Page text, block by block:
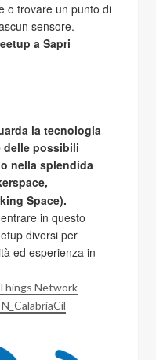
o trovare un punto di
sensore.
a Sapri
la tecnologia
delle possibili
nella splendida
Space).
in questo
diversi per
ed esperienza in
Network